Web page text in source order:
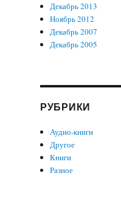
Декабрь 2013
Ноябрь 2012
Декабрь 2007
Декабрь 2005
РУБРИКИ
Аудио-книги
Другое
Книги
Разное